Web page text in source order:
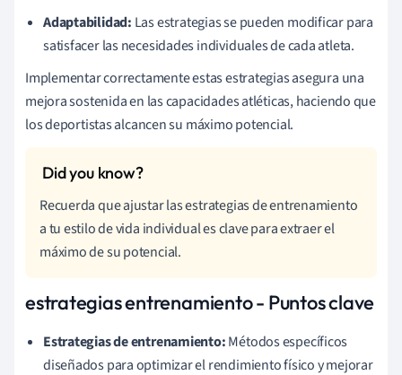
Adaptabilidad: Las estrategias se pueden modificar para
satisfacer las necesidades individuales de cada atleta.
Implementar correctamente estas estrategias asegura una
mejora sostenida en las capacidades atléticas, haciendo que
los deportistas alcancen su máximo potencial.
Recuerda que ajustar las estrategias de entrenamiento
a tu estilo de vida individual es clave para extraer el
máximo de su potencial.
estrategias entrenamiento - Puntos clave
Estrategias de entrenamiento:Métodos específicos
diseñados para optimizar el rendimiento físico y mejorar